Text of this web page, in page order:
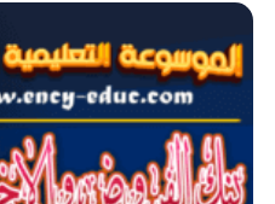
إختبار
الرياضيات
الفصل
للسنة
الثالثة
متوسط